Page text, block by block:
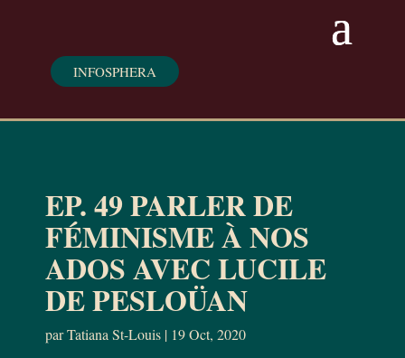
INFOSPHERA
EP. 49 PARLER DE
FÉMINISME À NOS
ADOS AVEC LUCILE
DE PESLOÜAN
parTatiana St-Louis | 19 Oct, 2020